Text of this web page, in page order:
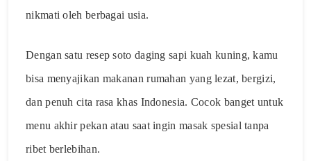
nikmati oleh berbagai usia.
Dengan satu resep soto daging sapi kuah kuning, kamu
bisa menyajikan makanan rumahan yang lezat, bergizi,
dan penuh cita rasa khas Indonesia. Cocok banget untuk
menu akhir pekan atau saat ingin masak spesial tanpa
ribet berlebihan.